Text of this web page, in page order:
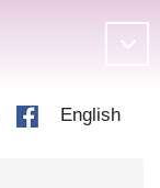
English